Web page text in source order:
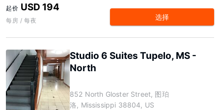
起价 USD 194
每房 / 每夜 选择
Studio 6 Suites Tupelo, MS -
North
852 North Gloster Street, 图珀
洛, Mississippi 38804, US